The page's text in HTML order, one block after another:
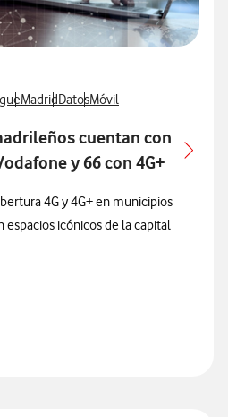
relacionados con
de prensa relacionados con
notas de prensa relacionados con
Ver más notas de prensa
MadridVer más notas de prensa
DatosVer más notas de
Móvil
cuentan con
y 66 con 4G+
4G y 4G+ en municipios
espacios icónicos de la capital